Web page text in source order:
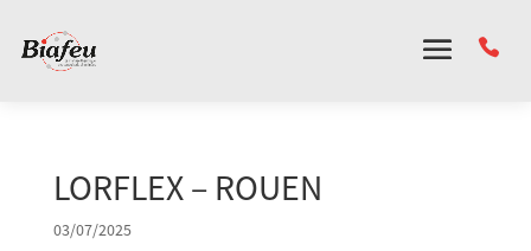
LORFLEX – ROUEN
03/07/2025